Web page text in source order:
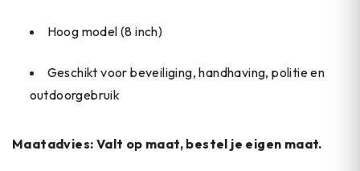
Hoog model (8 inch)
Geschikt voor beveiliging, handhaving, politie en
outdoorgebruik
Maatadvies: Valt op maat, bestel je eigen maat.